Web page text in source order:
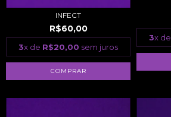
INFECT
R$60,00
3x de R$20,00 sem juros
COMPRAR
3x de